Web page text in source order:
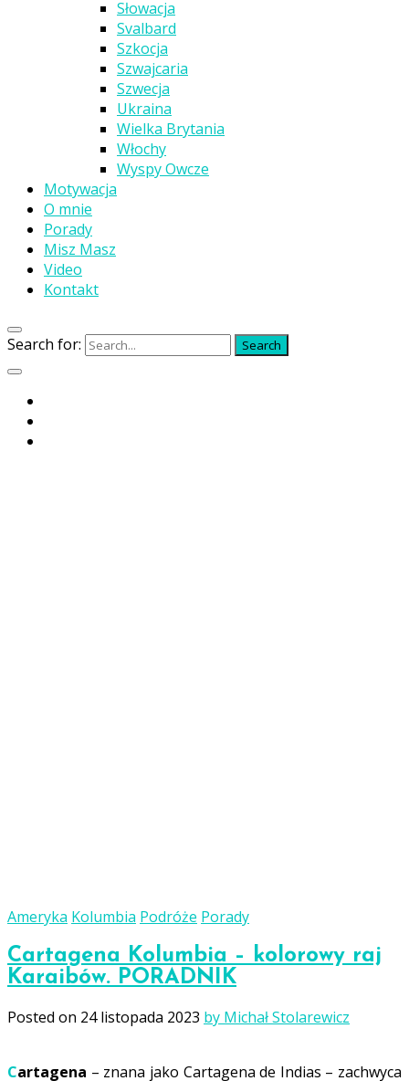
Słowacja
Svalbard
Szkocja
Szwajcaria
Szwecja
Ukraina
Wielka Brytania
Włochy
Wyspy Owcze
Motywacja
O mnie
Porady
Misz Masz
Video
Kontakt
Search for: Search
Ameryka Kolumbia Podróże Porady
Cartagena Kolumbia – kolorowy raj
Karaibów. PORADNIK
Posted on 24 listopada 2023 by Michał Stolarewicz
Cartagena – znana jako Cartagena de Indias – zachwyca